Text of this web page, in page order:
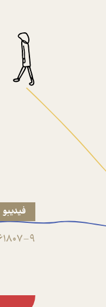
فیدیبو
9